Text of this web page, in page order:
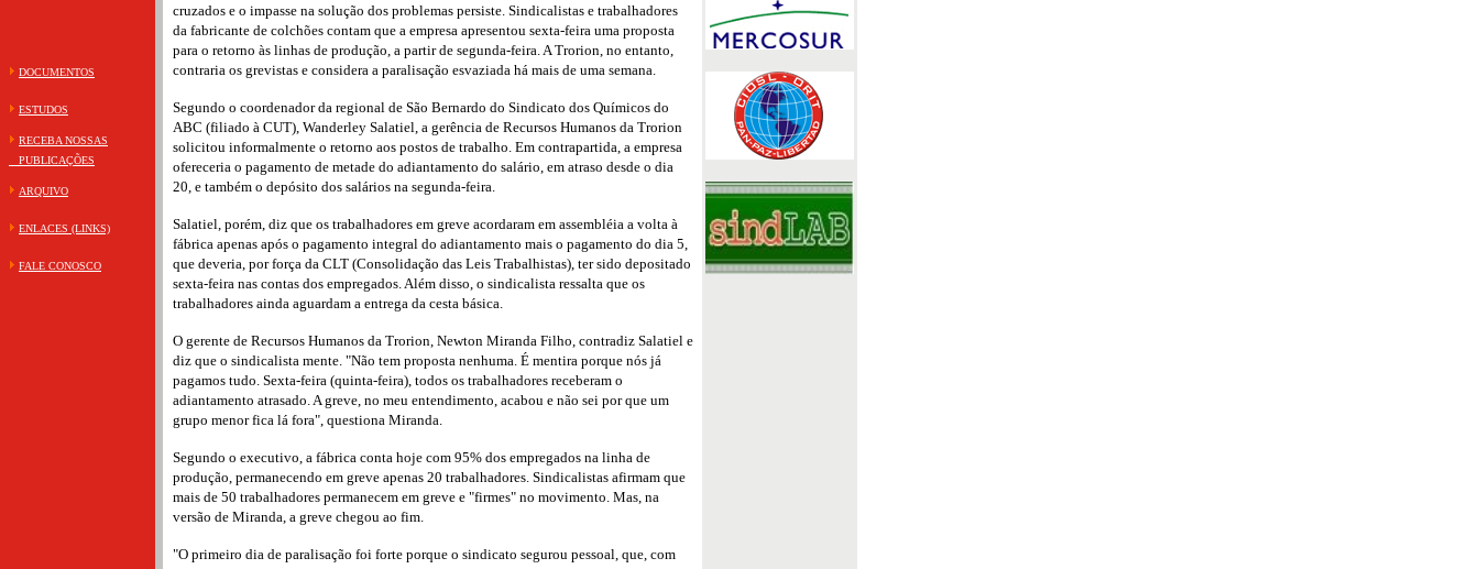
DOCUMENTOS
ESTUDOS
RECEBA NOSSAS
PUBLICAÇÕES
ARQUIVO
ENLACES (LINKS)
FALE CONOSCO
cruzados e o impasse na solução dos problemas persiste. Sindicalistas e trabalhadores
da fabricante de colchões contam que a empresa apresentou sexta-feira uma proposta
para o retorno às linhas de produção, a partir de segunda-feira. A Trorion, no entanto,
contraria os grevistas e considera a paralisação esvaziada há mais de uma semana.
Segundo o coordenador da regional de São Bernardo do Sindicato dos Químicos do
ABC (filiado à CUT), Wanderley Salatiel, a gerência de Recursos Humanos da Trorion
solicitou informalmente o retorno aos postos de trabalho. Em contrapartida, a empresa
ofereceria o pagamento de metade do adiantamento do salário, em atraso desde o dia
20, e também o depósito dos salários na segunda-feira.
Salatiel, porém, diz que os trabalhadores em greve acordaram em assembléia a volta à
fábrica apenas após o pagamento integral do adiantamento mais o pagamento do dia 5,
que deveria, por força da CLT (Consolidação das Leis Trabalhistas), ter sido depositado
sexta-feira nas contas dos empregados. Além disso, o sindicalista ressalta que os
trabalhadores ainda aguardam a entrega da cesta básica.
O gerente de Recursos Humanos da Trorion, Newton Miranda Filho, contradiz Salatiel e
diz que o sindicalista mente. "Não tem proposta nenhuma. É mentira porque nós já
pagamos tudo. Sexta-feira (quinta-feira), todos os trabalhadores receberam o
adiantamento atrasado. A greve, no meu entendimento, acabou e não sei por que um
grupo menor fica lá fora", questiona Miranda.
Segundo o executivo, a fábrica conta hoje com 95% dos empregados na linha de
produção, permanecendo em greve apenas 20 trabalhadores. Sindicalistas afirmam que
mais de 50 trabalhadores permanecem em greve e "firmes" no movimento. Mas, na
versão de Miranda, a greve chegou ao fim.
"O primeiro dia de paralisação foi forte porque o sindicato segurou pessoal, que, com